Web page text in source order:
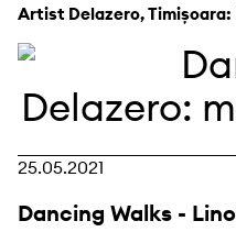
Artist Delazero, Timișoara:
25.05.2021
Dancing Walks -